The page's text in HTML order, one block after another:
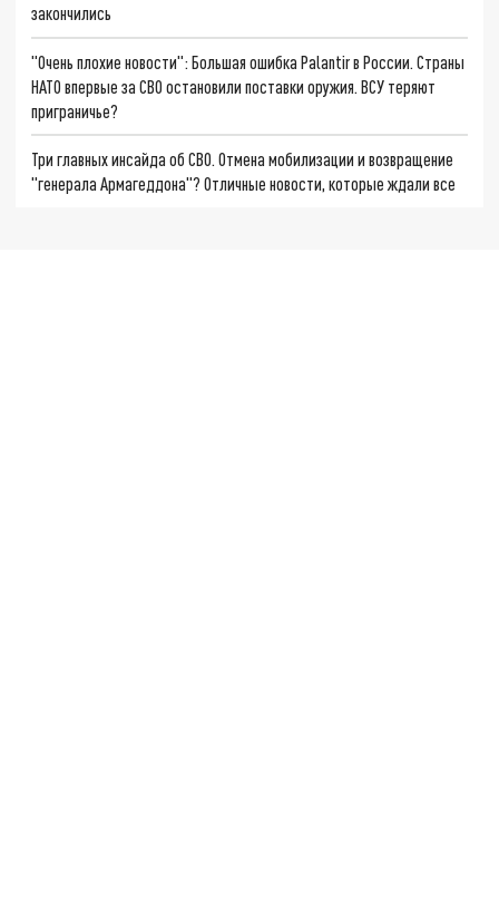
закончились
"Очень плохие новости": Большая ошибка Palantir в России. Страны
НАТО впервые за СВО остановили поставки оружия. ВСУ теряют
приграничье?
Три главных инсайда об СВО. Отмена мобилизации и возвращение
"генерала Армагеддона"? Отличные новости, которые ждали все